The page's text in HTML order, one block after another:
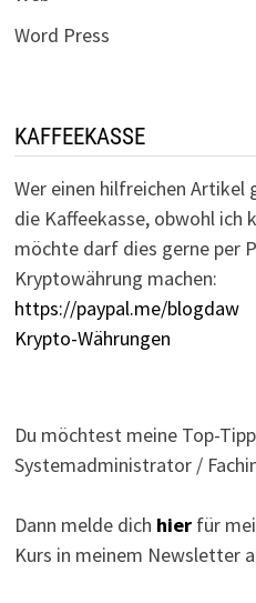
Word Press
KAFFEEKASSE
Wer einen hilfreichen
die Kaffeekasse, obwohl ich
möchte darf dies gerne per
Kryptowährung machen:
https://paypal.me/blogdaw
Krypto-Währungen
Du möchtest meine Top-
Systemadministrator /
Dann melde dich hierfür
Kurs in meinem Newsletter